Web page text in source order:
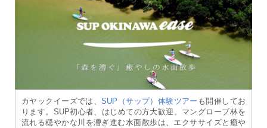
カヤックイーズでは、SUP（サップ）体験ツアー も開催してお
ります。SUP初心者、はじめての方大歓迎。マングローブ林を
流れる穏やかな川を漕ぎ進む水面散歩は、エクササイズと癒や